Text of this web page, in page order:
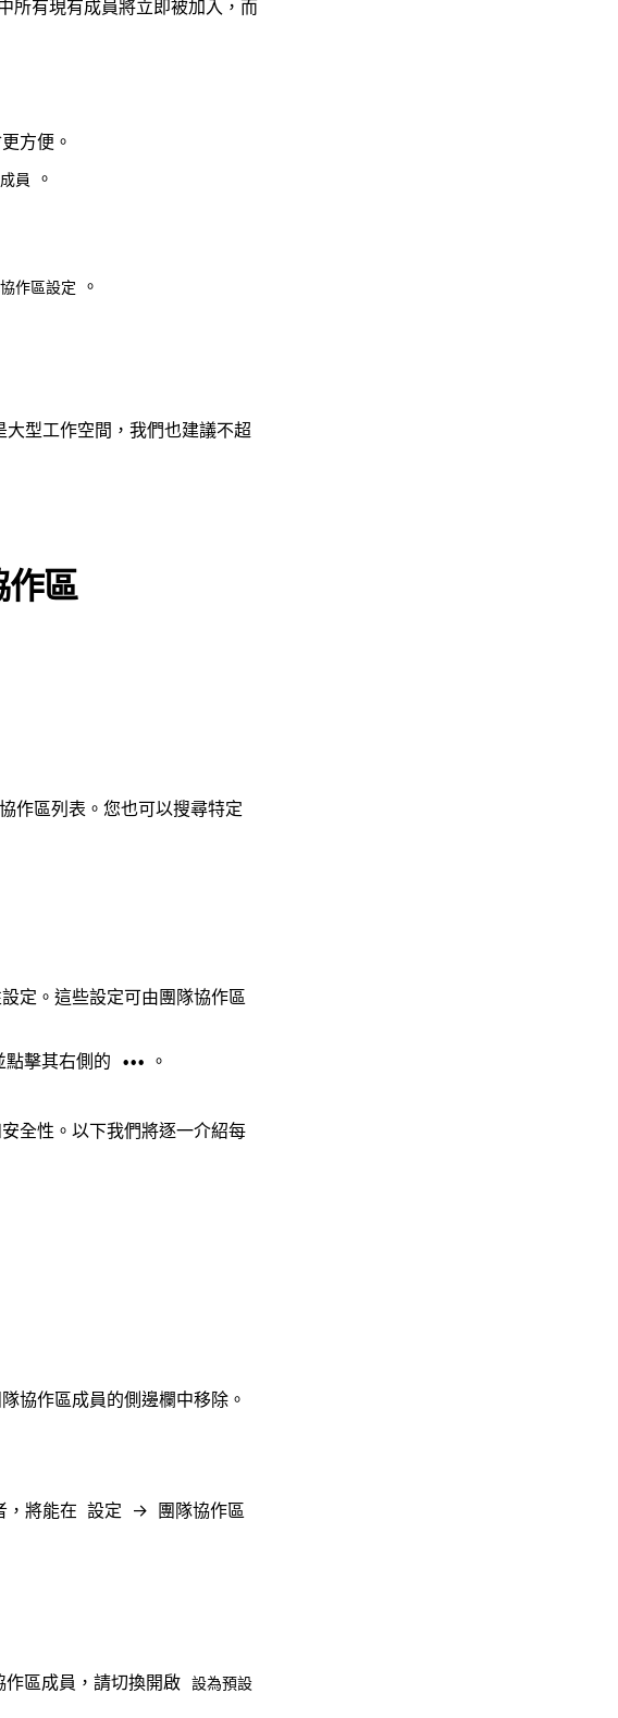
所有現有成員將立即被加入，而
方便。
員
。
作區設定
。
型工作空間，我們也建議不超
作區
作區列表。您也可以搜尋特定
定。這些設定可由團隊協作區
擊其右側的
•••
。
全性。以下我們將逐一介紹每
協作區成員的側邊欄中移除。
，將能在 設定 → 團隊協作區
區成員，請切換開啟 設為預設